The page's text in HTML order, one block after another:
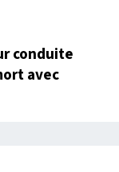
conduite
avec